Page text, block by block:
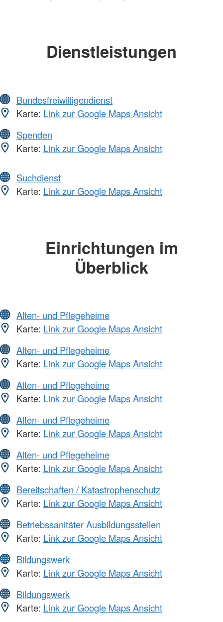
Dienstleistungen
Bundesfreiwilligendienst
Karte: Link zur Google Maps Ansicht
Spenden
Karte: Link zur Google Maps Ansicht
Suchdienst
Karte: Link zur Google Maps Ansicht
Einrichtungen im
Überblick
Alten- und Pflegeheime
Karte: Link zur Google Maps Ansicht
Alten- und Pflegeheime
Karte: Link zur Google Maps Ansicht
Alten- und Pflegeheime
Karte: Link zur Google Maps Ansicht
Alten- und Pflegeheime
Karte: Link zur Google Maps Ansicht
Alten- und Pflegeheime
Karte: Link zur Google Maps Ansicht
Bereitschaften / Katastrophenschutz
Karte: Link zur Google Maps Ansicht
Betriebssanitäter Ausbildungsstellen
Karte: Link zur Google Maps Ansicht
Bildungswerk
Karte: Link zur Google Maps Ansicht
Bildungswerk
Karte: Link zur Google Maps Ansicht